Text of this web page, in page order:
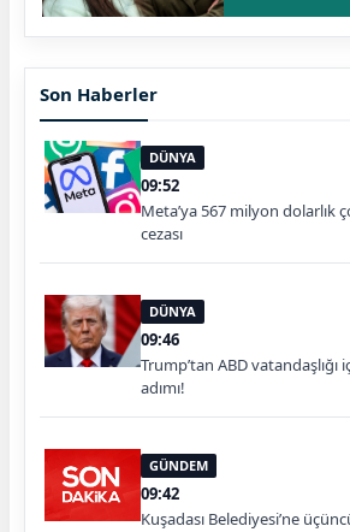
Son Haberler
DÜNYA
09:52
Meta’ya 567 milyon dolarlık
cezası
DÜNYA
09:46
Trump’tan ABD vatandaşlığı
adımı!
GÜNDEM
09:42
Kuşadası Belediyesi’ne